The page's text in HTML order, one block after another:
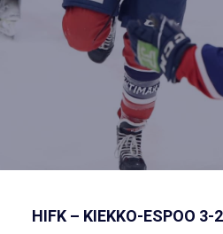
HIFK – KIEKKO-ESPOO